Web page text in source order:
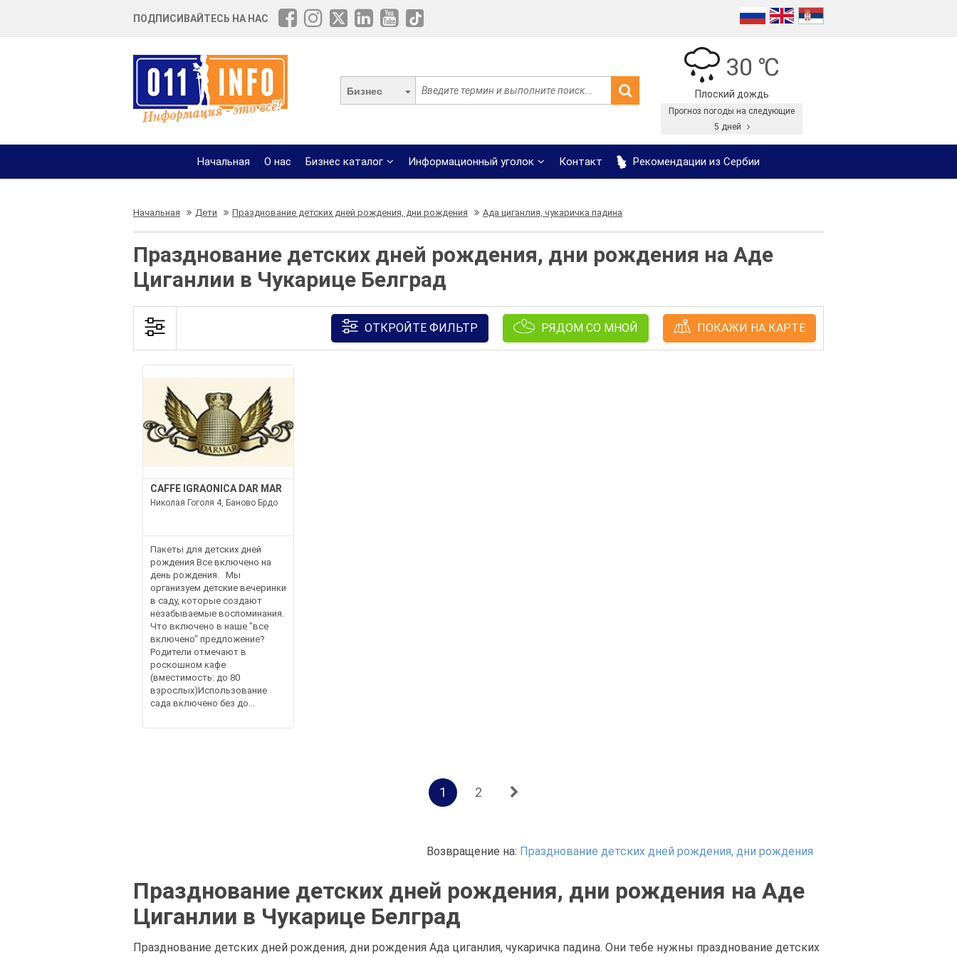
ПОДПИСИВАЙТЕСЬ НА НАС
Бизнес
30 ℃
Плоский дождь
Прогноз погоды на следующие
5 дней
Начальная О нас Бизнес каталог Информационный уголок Контакт Рекомендации из Сербии
Начальная Дети Празднование детских дней рождения, дни рождения Ада циганлия, чукаричка падина
Празднование детских дней рождения, дни рождения на Аде
Циганлии в Чукарице Белград
ОТКРОЙТЕ ФИЛЬТР РЯДОМ СО МНОЙ ПОКАЖИ НА КАРТЕ
CAFFE IGRAONICA DAR MAR
Николая Гоголя 4, Баново Брдо
Пакеты для детских дней
рождения Все включено на
день рождения. Мы
организуем детские вечеринки
в саду, которые создают
незабываемые воспоминания.
Что включено в наше "все
включено" предложение?
Родители отмечают в
роскошном кафе
(вместимость: до 80
взрослых)Использование
сада включено без до...
1 2
Возвращение на: Празднование детских дней рождения, дни рождения
Празднование детских дней рождения, дни рождения на Аде
Циганлии в Чукарице Белград
Празднование детских дней рождения, дни рождения Ада циганлия, чукаричка падина. Они тебе нужны празднование детских